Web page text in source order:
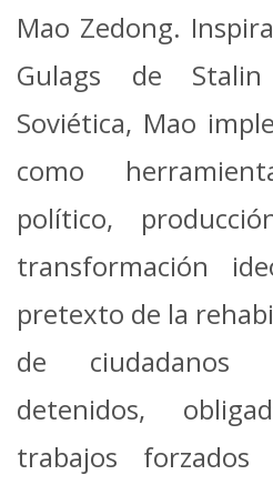
Mao Zedong.
Gulags de
Soviética, Mao
como
político,
transformación
pretexto de la
de ciudadanos
detenidos,
trabajos